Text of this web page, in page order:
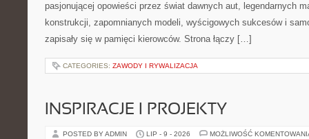
pasjonującej opowieści przez świat dawnych aut, legendarnych
konstrukcji, zapomnianych modeli, wyścigowych sukcesów i
zapisały się w pamięci kierowców. Strona łączy […]
CATEGORIES: ZAWODY I RYWALIZACJA
INSPIRACJE I PROJEKTY
POSTED BY ADMIN LIP - 9 - 2026 MOŻLIWOŚĆ